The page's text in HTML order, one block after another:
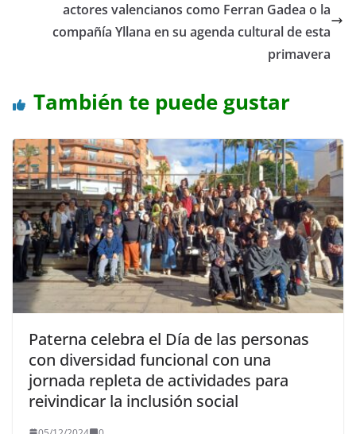
actores valencianos como Ferran Gadea o la
compañía Yllana en su agenda cultural de esta
primavera
También te puede gustar
Paterna celebra el Día de las personas
con diversidad funcional con una
jornada repleta de actividades para
reivindicar la inclusión social